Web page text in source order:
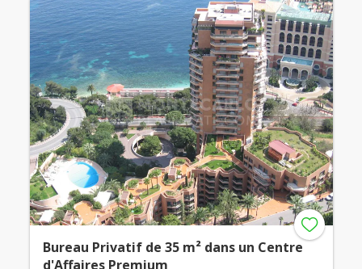
Bureau Privatif de 35 m² dans un Centre
d'Affaires Premium